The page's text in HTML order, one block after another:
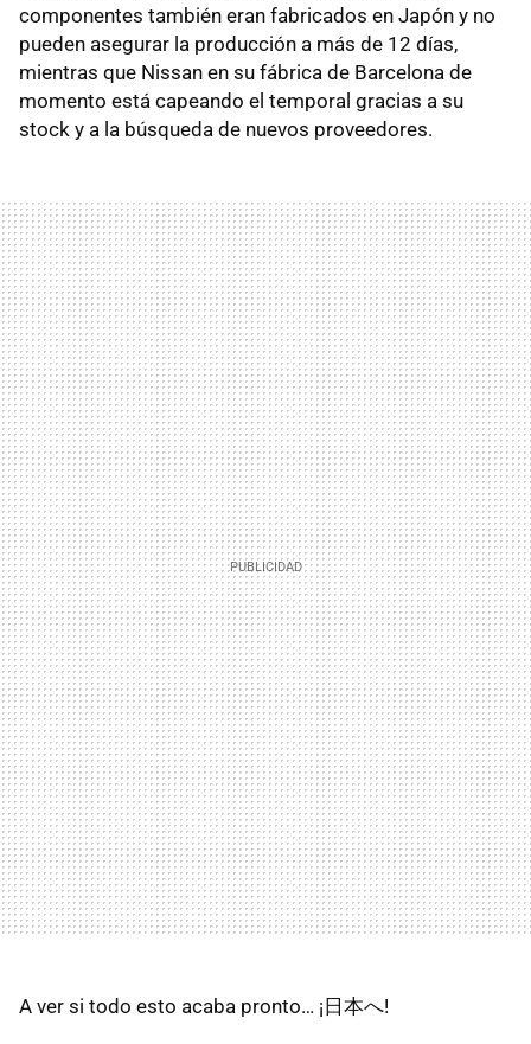
componentes también eran fabricados en Japón y no
pueden asegurar la producción a más de 12 días,
mientras que Nissan en su fábrica de Barcelona de
momento está capeando el temporal gracias a su
stock y a la búsqueda de nuevos proveedores.
A ver si todo esto acaba pronto… ¡日本へ!